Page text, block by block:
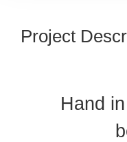
Project
Hand